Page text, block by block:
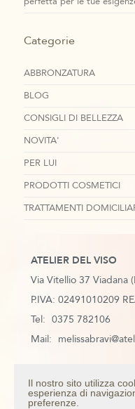
Categorie
ABBRONZATURA
BLOG
CONSIGLI DI BELLEZZA
NOVITA'
PER LUI
PRODOTTI COSMETICI
TRATTAMENTI
ATELIER DEL VISO
Via Vitellio 37 Viadana
P.IVA: 02491010209
Tel: 0375 782106
Mail:
Il nostro sito utilizza
esperienza di
preferenze.